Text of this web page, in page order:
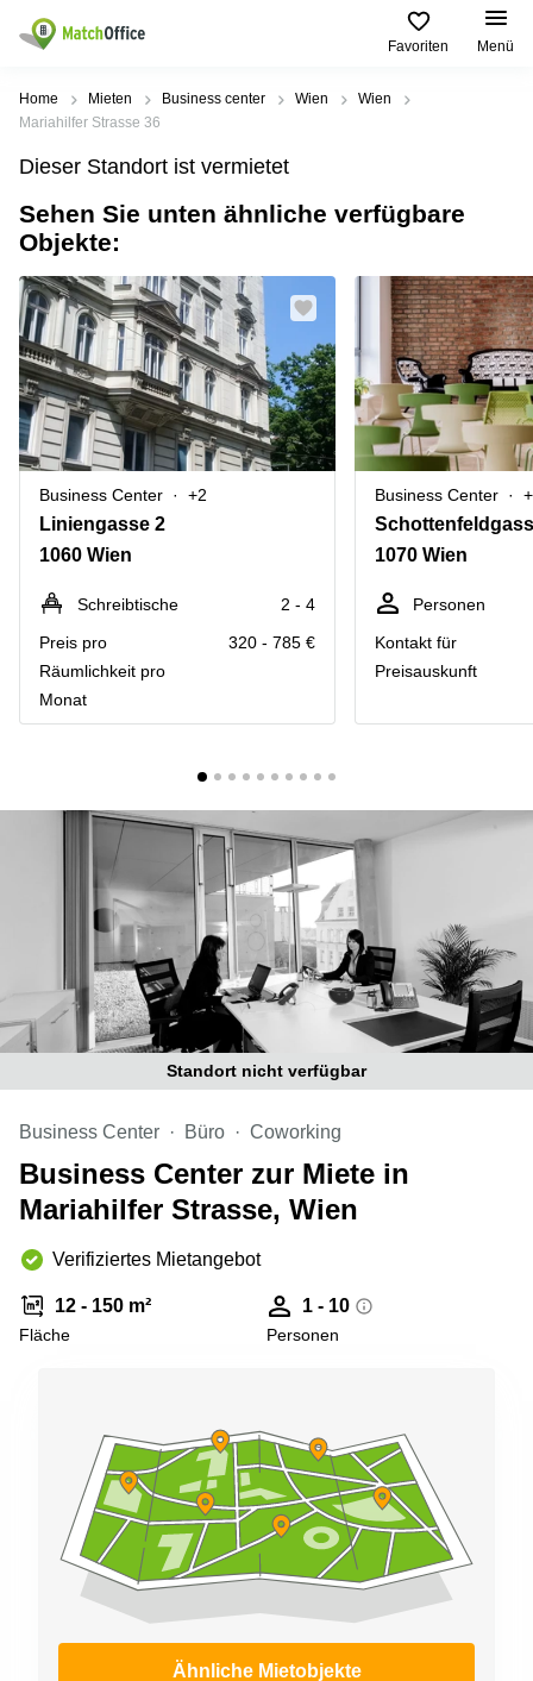
Favoriten Menü
Mieten / Vermieten
Produktseiten
Büro
mieten
Center
Coworking
Seminarraum
Virtual
Office
Beliebte
Städte
Büro
mieten
Coworking
Space
Wien
Seminarraum
Wien
Geschäftsadresse
mieten Wien
Büro
Salzburg
Business
Salzburg
Salzburg
Büro
Business
Coworking
Space
Graz
Büro
Coworking
Beliebte
Suchanfragen
Tuchlauben
7A
Leopold-
Ungar-
Platz 2
Ausstellungsstraße
50
Wienerbergstraße
11
Margaretenstraße
70
Wienerbergstraße
Simmeringer
Hauptstrasse
24
Am
Tabor
City-
Schottenring
Europaplatz
2 1150
Wien
Gertrude-
Fröhlich-
Hilfe
Über uns
Büro vermieten
Preis
Anmelden
Home Mieten Business center Wien
Wien
Mariahilfer Strasse 36
Dieser Standort ist vermietet
Sehen Sie unten ähnliche verfügbare
Objekte:
Business Center +2
Liniengasse 2
1060 Wien
Schreibtische
2 - 4
Preis pro
Räumlichkeit pro
Monat
320 - 785 €
Business Center
1070 Wien
Personen
Kontakt für
Preisauskunft
Standort nicht verfügbar
Business Center Büro Coworking
Business Center zur Miete in
Mariahilfer Strasse, Wien
Verifiziertes Mietangebot
12 - 150 m²
Fläche
1 - 10
Personen
Ähnliche Mietobjekte